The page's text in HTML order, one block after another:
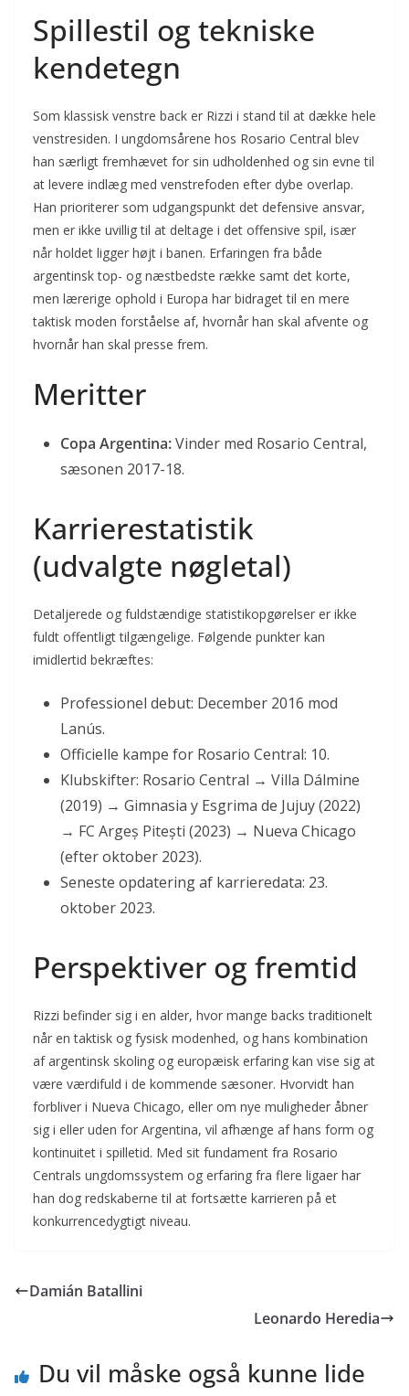
Spillestil og tekniske
kendetegn
Som klassisk venstre back er Rizzi i stand til at dække hele
venstresiden. I ungdomsårene hos Rosario Central blev
han særligt fremhævet for sin udholdenhed og sin evne til
at levere indlæg med venstrefoden efter dybe overlap.
Han prioriterer som udgangspunkt det defensive ansvar,
men er ikke uvillig til at deltage i det offensive spil, især
når holdet ligger højt i banen. Erfaringen fra både
argentinsk top- og næstbedste række samt det korte,
men lærerige ophold i Europa har bidraget til en mere
taktisk moden forståelse af, hvornår han skal afvente og
hvornår han skal presse frem.
Meritter
Copa Argentina:Vinder med Rosario Central,
sæsonen 2017-18.
Karrierestatistik
(udvalgte nøgletal)
Detaljerede og fuldstændige statistikopgørelser er ikke
fuldt offentligt tilgængelige. Følgende punkter kan
imidlertid bekræftes:
Professionel debut: December 2016 mod
Lanús.
Officielle kampe for Rosario Central: 10.
Klubskifter: Rosario Central → Villa Dálmine
(2019) → Gimnasia y Esgrima de Jujuy (2022)
→ FC Argeș Pitești (2023) → Nueva Chicago
(efter oktober 2023).
Seneste opdatering af karrieredata: 23.
oktober 2023.
Perspektiver og fremtid
Rizzi befinder sig i en alder, hvor mange backs traditionelt
når en taktisk og fysisk modenhed, og hans kombination
af argentinsk skoling og europæisk erfaring kan vise sig at
være værdifuld i de kommende sæsoner. Hvorvidt han
forbliver i Nueva Chicago, eller om nye muligheder åbner
sig i eller uden for Argentina, vil afhænge af hans form og
kontinuitet i spilletid. Med sit fundament fra Rosario
Centrals ungdomssystem og erfaring fra flere ligaer har
han dog redskaberne til at fortsætte karrieren på et
konkurrencedygtigt niveau.
Damián Batallini
Leonardo Heredia
Du vil måske også kunne lide